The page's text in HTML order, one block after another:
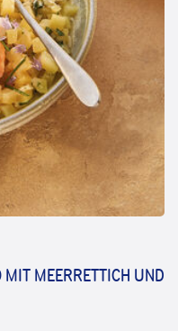
MIT MEERRETTICH UND